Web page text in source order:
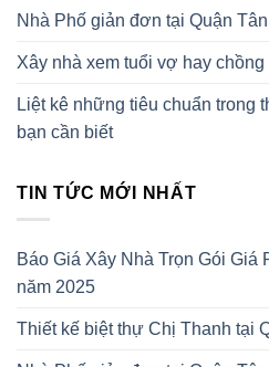
Nhà Phố giản đơn tại Quận
Xây nhà xem tuổi vợ hay chồng
Liệt kê những tiêu chuẩn trong
bạn cần biết
TIN TỨC MỚI NHẤT
Báo Giá Xây Nhà Trọn Gói Giá
năm 2025
Thiết kế biệt thự Chị Thanh tại